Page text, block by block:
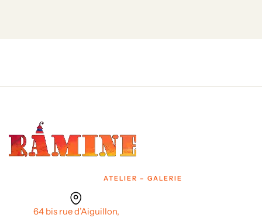
ATELIER – GALERIE
64 bis rue d’Aiguillon,